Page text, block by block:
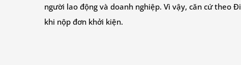
người lao động và doanh nghiệp. Vì vậy, căn cứ theo
khi nộp đơn khởi kiện.